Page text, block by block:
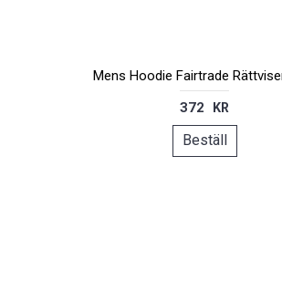
Mens Hoodie Fairtrade
372 KR
Beställ